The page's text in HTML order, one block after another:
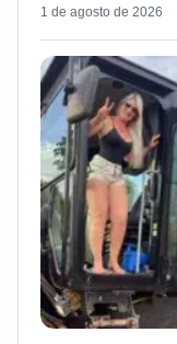
1 de agosto de 2026